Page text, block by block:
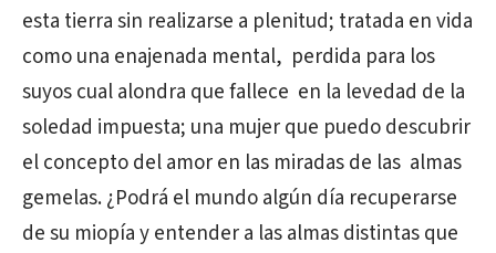
esta tierra sin realizarse a plenitud; tratada en vida
como una enajenada mental, perdida para los
suyos cual alondra que fallece en la levedad de la
soledad impuesta; una mujer que puedo descubrir
el concepto del amor en las miradas de las almas
gemelas. ¿Podrá el mundo algún día recuperarse
de su miopía y entender a las almas distintas que